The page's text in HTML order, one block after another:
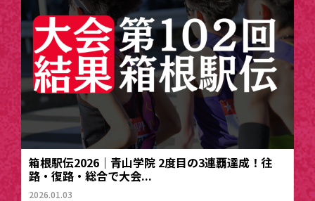
箱根駅伝2026｜青山学院 2度目の3連覇達成！往
路・復路・総合で大会...
2026.01.03